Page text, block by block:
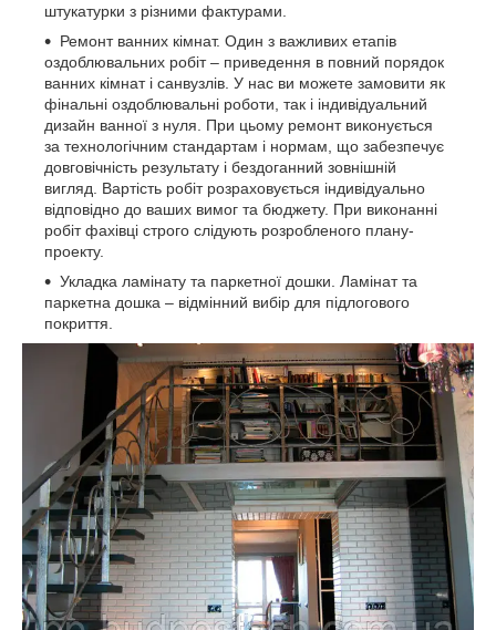
штукатурки з різними фактурами.
Ремонт ванних кімнат. Один з важливих етапів
оздоблювальних робіт – приведення в повний порядок
ванних кімнат і санвузлів. У нас ви можете замовити як
фінальні оздоблювальні роботи, так і індивідуальний
дизайн ванної з нуля. При цьому ремонт виконується
за технологічним стандартам і нормам, що забезпечує
довговічність результату і бездоганний зовнішній
вигляд. Вартість робіт розраховується індивідуально
відповідно до ваших вимог та бюджету. При виконанні
робіт фахівці строго слідують розробленого плану-
проекту.
Укладка ламінату та паркетної дошки. Ламінат та
паркетна дошка – відмінний вибір для підлогового
покриття.